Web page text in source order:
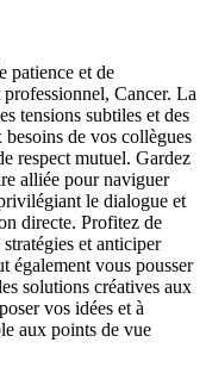
patience et de
Cancer. La
tensions subtiles et des
de vos collègues
respect mutuel. Gardez
alliée pour naviguer
le dialogue et
directe. Profitez de
et anticiper
également vous pousser
solutions créatives aux
vos idées et à
aux points de vue